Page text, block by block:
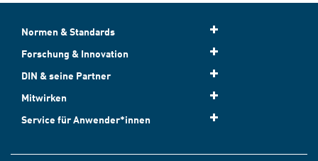
Normen & Standards
Forschung & Innovation
DIN & seine Partner
Mitwirken
Service für Anwender*innen